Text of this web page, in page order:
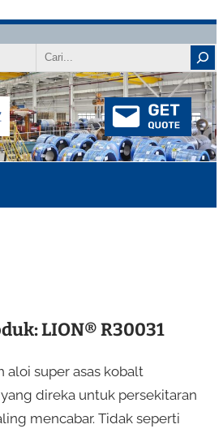
Cari
LION® R30031
aloi super asas kobalt
direka untuk persekitaran
mencabar. Tidak seperti